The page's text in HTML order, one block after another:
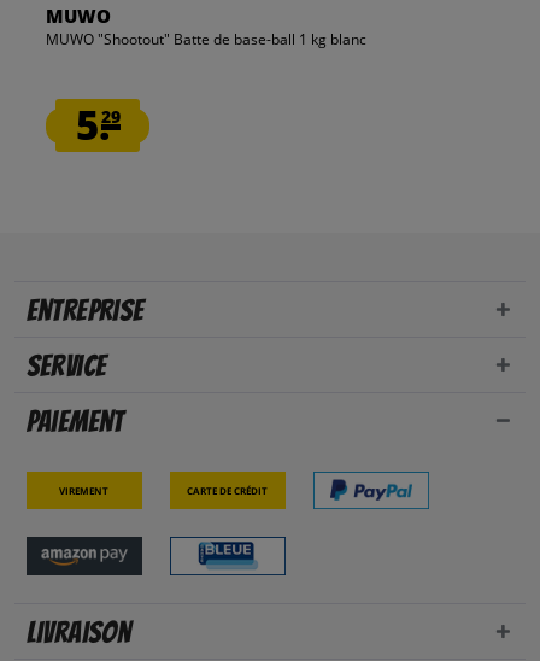
MUWO
MUWO "Shootout" Batte de base-ball 1 kg blanc
5.29
Entreprise
Service
Paiement
Virement Carte de crédit
Livraison